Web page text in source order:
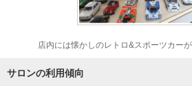
店内には懐かしのレトロ&スポーツカー
サロンの利用傾向